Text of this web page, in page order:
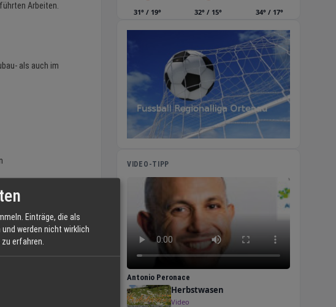
Arbeiten.
als auch im
31° / 19° 32° / 15° 34° / 17°
VIDEO-TIPP
Antonio Peronace
Herbstwasen
Video
Einträge, die als
werden nicht wirklich
erfahren.